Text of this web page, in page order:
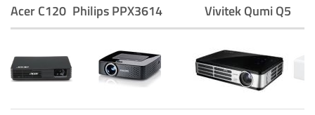
Acer C120 Philips PPX3614 Vivitek Qumi Q5